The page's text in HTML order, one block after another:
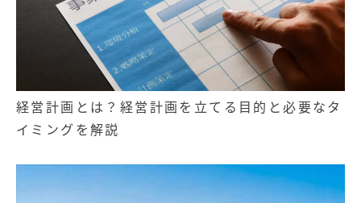
経営計画とは？経営計画を立てる目的と必要なタ
イミングを解説